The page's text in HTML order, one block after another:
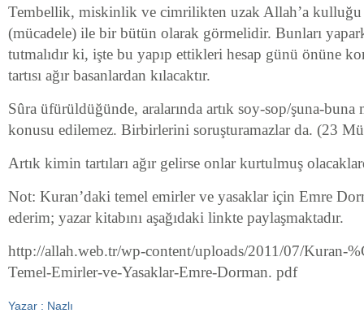
Tembellik, miskinlik ve cimrilikten uzak Allah’a
(mücadele) ile bir bütün olarak görmelidir. Bunları
tutmalıdır ki, işte bu yapıp ettikleri hesap günü önüne
tartısı ağır basanlardan kılacaktır.
Sûra üfürüldüğünde, aralarında artık soy-sop/şuna-buna
konusu edilemez. Birbirlerini soruşturamazlar da. (23
Artık kimin tartıları ağır gelirse onlar kurtulmuş
Not: Kuran’daki temel emirler ve yasaklar için Emre
ederim; yazar kitabını aşağıdaki linkte paylaşmaktadır.
http://allah.web.tr/wp-content/uploads/2011/07/Kuran-
Temel-Emirler-ve-Yasaklar-Emre-Dorman. pdf
Yazar : Nazlı